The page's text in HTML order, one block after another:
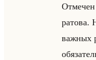
ра­то­ва.
важ­ных